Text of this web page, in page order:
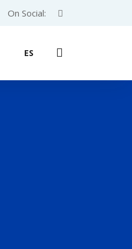
On Social:
ES